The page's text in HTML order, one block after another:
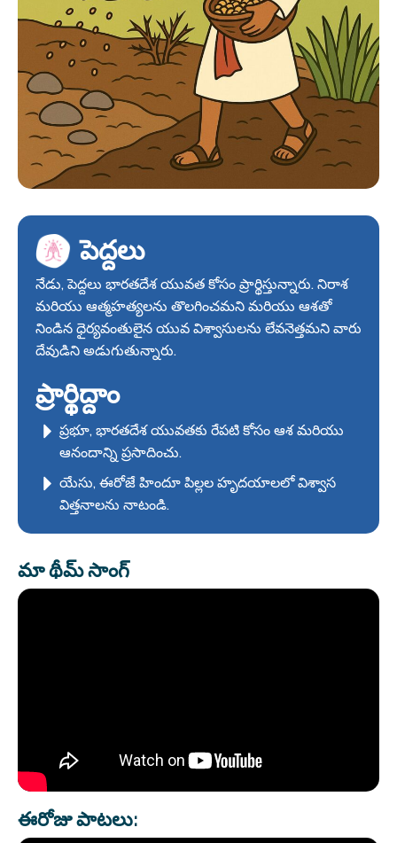
పెద్దలు
నేడు, పెద్దలు భారతదేశ యువత కోసం ప్రార్థిస్తున్నారు. నిరాశ
మరియు ఆత్మహత్యలను తొలగించమని మరియు ఆశతో
నిండిన ధైర్యవంతులైన యువ విశ్వాసులను లేవనెత్తమని వారు
దేవుడిని అడుగుతున్నారు.
ప్రార్థిద్దాం
ప్రభూ, భారతదేశ యువతకు రేపటి కోసం ఆశ మరియు
ఆనందాన్ని ప్రసాదించు.
యేసు, ఈరోజే హిందూ పిల్లల హృదయాలలో విశ్వాస
విత్తనాలను నాటండి.
మా థీమ్ సాంగ్
ఈరోజు పాటలు: